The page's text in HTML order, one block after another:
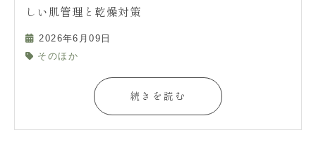
しい肌管理と乾燥対策
2026年6月09日
そのほか
続きを読む